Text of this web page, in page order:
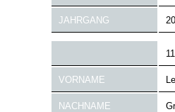
JAHRGANG
VORNAME
NACHNAME
11